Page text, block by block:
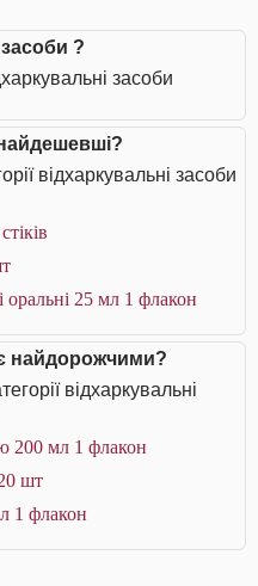
?
засоби
відхаркувальні засоби
оральні 25 мл 1 флакон
є найдорожчими?
відхаркувальні
200 мл 1 флакон
шт
1 флакон